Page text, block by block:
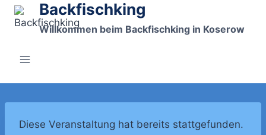
Zum
Inhalt
Backfischking
Willkommen beim Backfischking in Koserow
Diese Veranstaltung hat bereits stattgefunden.